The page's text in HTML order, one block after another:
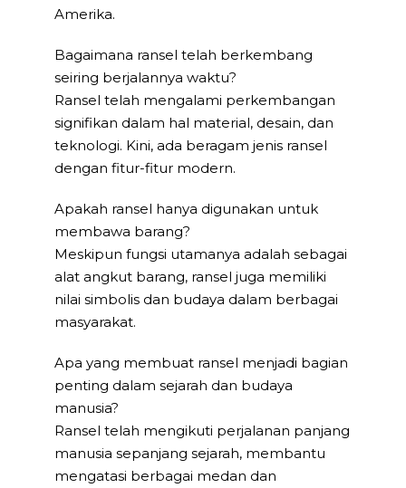
Amerika.
Bagaimana ransel telah berkembang
seiring berjalannya waktu?
Ransel telah mengalami perkembangan
signifikan dalam hal material, desain, dan
teknologi. Kini, ada beragam jenis ransel
dengan fitur-fitur modern.
Apakah ransel hanya digunakan untuk
membawa barang?
Meskipun fungsi utamanya adalah sebagai
alat angkut barang, ransel juga memiliki
nilai simbolis dan budaya dalam berbagai
masyarakat.
Apa yang membuat ransel menjadi bagian
penting dalam sejarah dan budaya
manusia?
Ransel telah mengikuti perjalanan panjang
manusia sepanjang sejarah, membantu
mengatasi berbagai medan dan